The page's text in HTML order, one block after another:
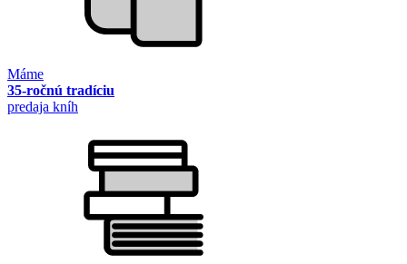
Máme
35-ročnú tradíciu
predaja kníh